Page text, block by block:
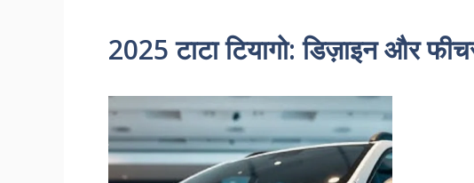
2025 टाटा टियागो: डिज़ाइन और